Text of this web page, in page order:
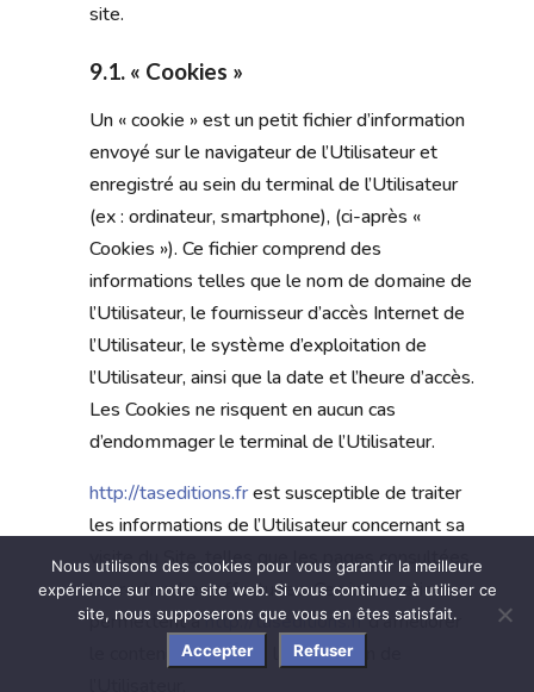
site.
9.1. « Cookies »
Un « cookie » est un petit fichier d’information
envoyé sur le navigateur de l’Utilisateur et
enregistré au sein du terminal de l’Utilisateur
(ex : ordinateur, smartphone), (ci-après «
Cookies »). Ce fichier comprend des
informations telles que le nom de domaine de
l’Utilisateur, le fournisseur d’accès Internet de
l’Utilisateur, le système d’exploitation de
l’Utilisateur, ainsi que la date et l’heure d’accès.
Les Cookies ne risquent en aucun cas
d’endommager le terminal de l’Utilisateur.
http://taseditions.frest susceptible de traiter
les informations de l’Utilisateur concernant sa
visite du Site, telles que les pages consultées,
les recherches effectuées. Ces informations
permettent àhttp://taseditions.frd’améliorer
le contenu du Site, de la navigation de
Nous utilisons des cookies pour vous garantir la meilleure
expérience sur notre site web. Si vous continuez à utiliser ce
site, nous supposerons que vous en êtes satisfait.
Accepter
Refuser